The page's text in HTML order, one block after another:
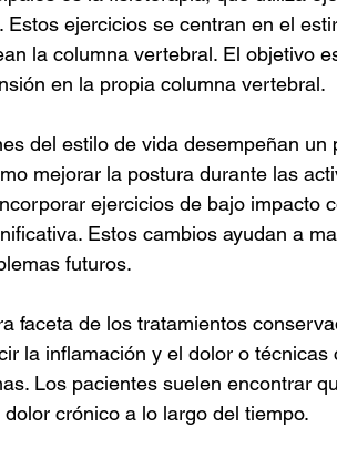
Estos ejercicios se centran en el
la columna vertebral. El objetivo
en la propia columna vertebral.
del estilo de vida desempeñan un
mejorar la postura durante las
ejercicios de bajo impacto
Estos cambios ayudan a
futuros.
faceta de los tratamientos
la inflamación y el dolor o
Los pacientes suelen encontrar
crónico a lo largo del tiempo.